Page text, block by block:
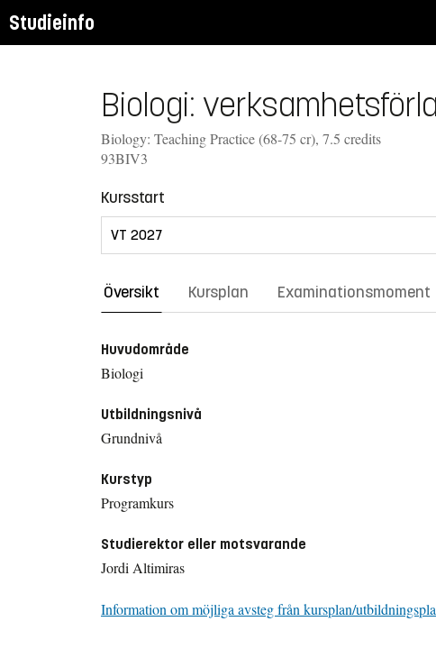
Studieinfo
Biologi:
Biology: Teaching Practice (68-75 cr), 7.5 credits
93BIV3
Kursstart
Översikt Kursplan Examinationsmoment
Huvudområde
Biologi
Utbildningsnivå
Grundnivå
Kurstyp
Programkurs
Studierektor eller motsvarande
Jordi Altimiras
Information om möjliga avsteg från kursplan/